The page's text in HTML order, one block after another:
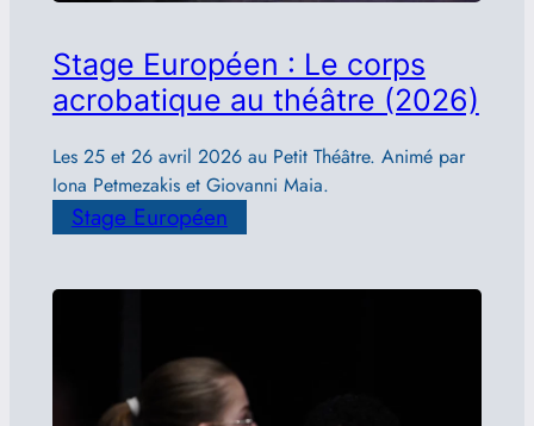
Stage Européen : Le corps
acrobatique au théâtre (2026)
Les 25 et 26 avril 2026 au Petit Théâtre. Animé par
Iona Petmezakis et Giovanni Maia.
Stage Européen